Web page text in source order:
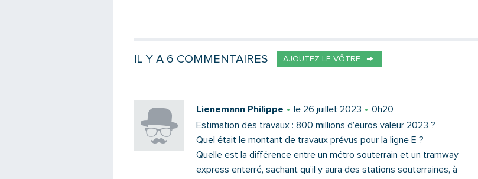
Message
IL Y A 6 COMMENTAIRES AJOUTEZ LE VÔTRE
Lienemann Philippe le 26 juillet 2023
0h20
Estimation des travaux : 800 millions d’euros valeur 2023 ?
Quel était le montant de travaux prévus pour la ligne E ?
Quelle est la différence entre un métro souterrain et un tramway
express enterré, sachant qu’il y aura des stations souterraines, à